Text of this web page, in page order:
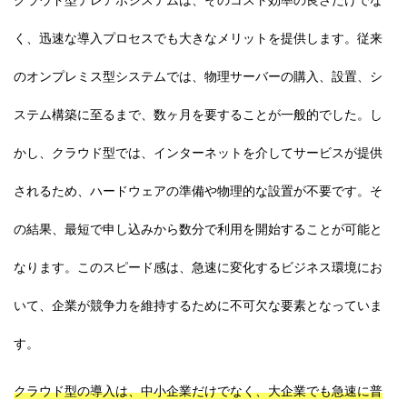
く、迅速な導入プロセスでも大きなメリットを提供します。従来
のオンプレミス型システムでは、物理サーバーの購入、設置、シ
ステム構築に至るまで、数ヶ月を要することが一般的でした。し
かし、クラウド型では、インターネットを介してサービスが提供
されるため、ハードウェアの準備や物理的な設置が不要です。そ
の結果、最短で申し込みから数分で利用を開始することが可能と
なります。このスピード感は、急速に変化するビジネス環境にお
いて、企業が競争力を維持するために不可欠な要素となっていま
す。
クラウド型の導入は、中小企業だけでなく、大企業でも急速に普